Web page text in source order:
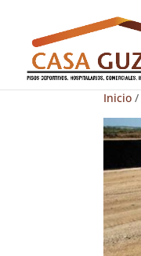
Inicio /